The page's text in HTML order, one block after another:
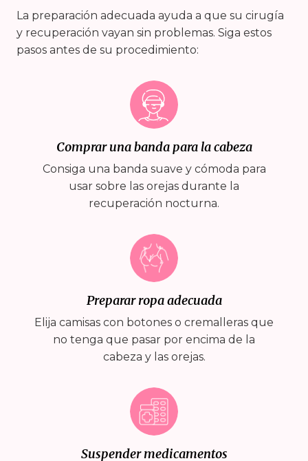
La preparación adecuada ayuda a que su cirugía
y recuperación vayan sin problemas. Siga estos
pasos antes de su procedimiento:
Comprar una banda para la cabeza
Consiga una banda suave y cómoda para
usar sobre las orejas durante la
recuperación nocturna.
Preparar ropa adecuada
Elija camisas con botones o cremalleras que
no tenga que pasar por encima de la
cabeza y las orejas.
Suspender medicamentos